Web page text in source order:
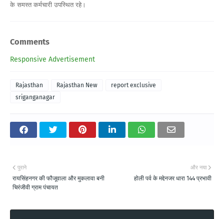
के समस्त कर्मचारी उपस्थित रहे।
Comments
Responsive Advertisement
Rajasthan Rajasthan New
report exclusive
sriganganagar
और नया
होली पर्व के मद्देनजर धारा 144 प्रभावी
पुराने
रायसिंहनगर की फौजूवाला और मुकलावा बनी
चिरंजीवी ग्राम पंचायत